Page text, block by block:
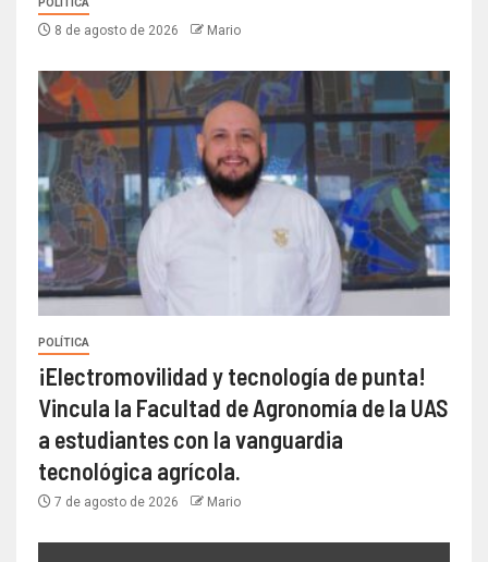
POLÍTICA
8 de agosto de 2026 Mario
POLÍTICA
¡Electromovilidad y tecnología de punta!
Vincula la Facultad de Agronomía de la UAS
a estudiantes con la vanguardia
tecnológica agrícola.
7 de agosto de 2026 Mario